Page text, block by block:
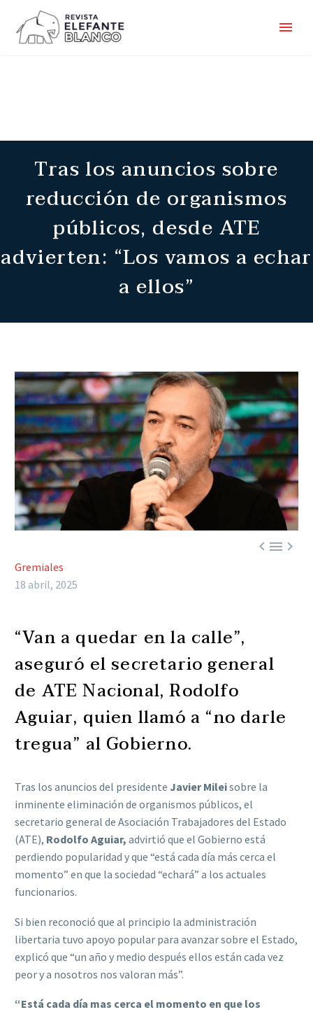
Tras los anuncios sobre
reducción de organismos
públicos, desde ATE
advierten: “Los vamos a echar
a ellos”

Gremiales
18 abril, 2025
“Van a quedar en la calle”,
aseguró el secretario general
de ATE Nacional, Rodolfo
Aguiar, quien llamó a “no darle
tregua” al Gobierno.
Tras los anuncios del presidente Javier Mileisobre la
inminente eliminación de organismos públicos, el
secretario general de Asociación Trabajadores del Estado
(ATE), Rodolfo Aguiar, advirtió que el Gobierno está
perdiendo popularidad y que “está cada día más cerca el
momento” en que la sociedad “echará” a los actuales
funcionarios.
Si bien reconoció que al principio la administración
libertaria tuvo apoyo popular para avanzar sobre el Estado,
explicó que “un año y medio después ellos están cada vez
peor y a nosotros nos valoran más”.
“Está cada día mas cerca el momento en que los